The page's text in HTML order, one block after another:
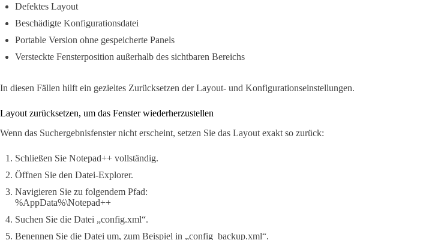
Defektes Layout
Beschädigte Konfigurationsdatei
Portable Version ohne gespeicherte Panels
Versteckte Fensterposition außerhalb des sichtbaren Bereichs
In diesen Fällen hilft ein gezieltes Zurücksetzen der Layout- und Konfigurationseinstellungen.
Layout zurücksetzen, um das Fenster wiederherzustellen
Wenn das Suchergebnisfenster nicht erscheint, setzen Sie das Layout exakt so zurück:
Schließen Sie Notepad++ vollständig.
Öffnen Sie den Datei-Explorer.
Navigieren Sie zu folgendem Pfad:
%AppData%\Notepad++
Suchen Sie die Datei „config.xml“.
Benennen Sie die Datei um, zum Beispiel in „config_backup.xml“.